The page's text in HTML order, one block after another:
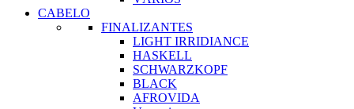
CABELO
FINALIZANTES
LIGHT IRRIDIANCE
HASKELL
SCHWARZKOPF
BLACK
AFROVIDA